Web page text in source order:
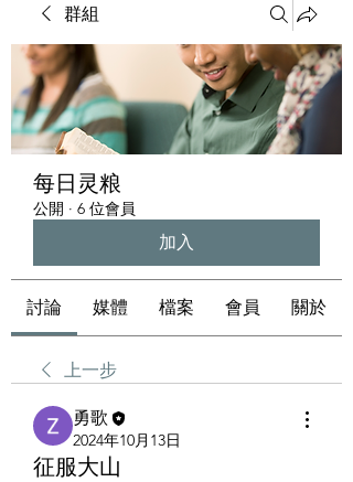
群組
每日灵粮
公開 · 6 位會員
加入
討論 媒體 檔案 會員 關於
上一步
勇歌
2024年10月13日
征服大山